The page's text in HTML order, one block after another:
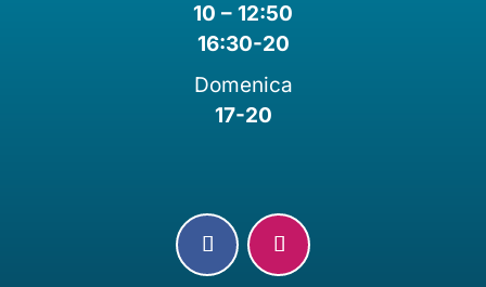
10 – 12:50
16:30-20
Domenica
17-20